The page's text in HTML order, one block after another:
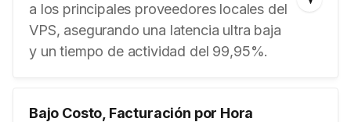
a los principales proveedores locales del
VPS, asegurando una latencia ultra baja
y un tiempo de actividad del 99,95%.
Bajo Costo, Facturación por Hora